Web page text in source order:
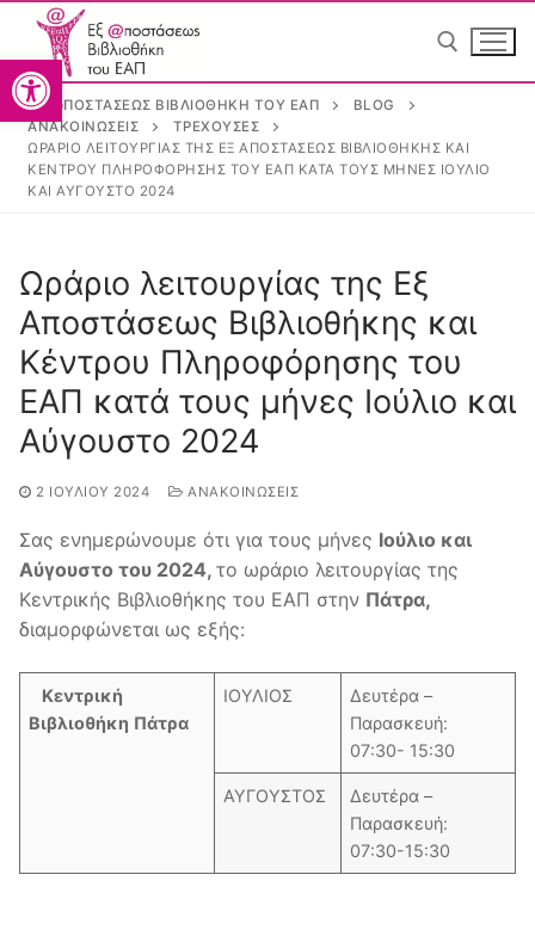
Ανοίξτε τη γραμμή
Αρχική
Η Βιβλιοθήκη
Επιτροπή Βιβλιοθήκης
Προσωπικό
Κανονισμός
Συνεργασίες
Υπηρεσίες
Δανεισμός
Βιβλίων
Διπλωματικών εργασιών
Διαδανεισμός
Άρθρων
Υπηρεσίες ΑμΕΑ
Κύριος κατάλογος
Κέντρο Ευρωπαϊκής Τεκμηρίωσης (Κ.Ε.Τ.)
Ηλεκτρονικές Πηγές
Ηλεκτρονικά Βιβλία
Ανοικτή Πρόσβαση
ΕΞ @ΠΟΣΤΆΣΕΩΣ ΒΙΒΛΙΟΘΉΚΗ ΤΟΥ ΕΑΠ
BLOG
ΑΝΑΚΟΙΝΏΣΕΙΣ
ΤΡΈΧΟΥΣΕΣ
ΩΡΆΡΙΟ ΛΕΙΤΟΥΡΓΊΑΣ ΤΗΣ ΕΞ ΑΠΟΣΤΆΣΕΩΣ ΒΙΒΛΙΟΘΉΚΗΣ ΚΑΙ
ΚΈΝΤΡΟΥ ΠΛΗΡΟΦΌΡΗΣΗΣ ΤΟΥ ΕΑΠ ΚΑΤΆ ΤΟΥΣ ΜΉΝΕΣ ΙΟΎΛΙΟ
ΚΑΙ ΑΎΓΟΥΣΤΟ 2024
Ωράριο λειτουργίας της Εξ
Αποστάσεως Βιβλιοθήκης και
Κέντρου Πληροφόρησης του
ΕΑΠ κατά τους μήνες Ιούλιο και
Αύγουστο 2024
2 ΙΟΥΛΊΟΥ 2024 ΑΝΑΚΟΙΝΏΣΕΙΣ
Σας ενημερώνουμε ότι για τους μήνες Ιούλιο και
Αύγουστο του 2024, το ωράριο λειτουργίας της
Κεντρικής Βιβλιοθήκης του ΕΑΠ στην Πάτρα,
διαμορφώνεται ως εξής:
Κεντρική
Βιβλιοθήκη Πάτρα
ΙΟΥΛΙΟΣ
Δευτέρα –
Παρασκευή:
07:30- 15:30
ΑΥΓΟΥΣΤΟΣ
Δευτέρα –
Παρασκευή:
07:30-15:30